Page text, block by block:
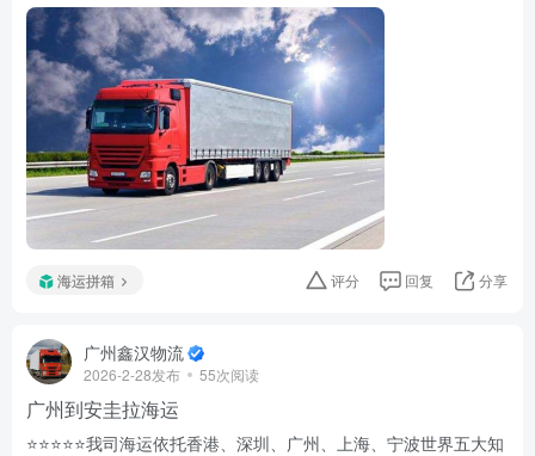
海运拼箱 评分 回复 分享
广州鑫汉物流
2026-2-28发布 55次阅读
广州到安圭拉海运
⭐️⭐️⭐️⭐️⭐️我司海运依托香港、深圳、广州、上海、宁波世界五大知